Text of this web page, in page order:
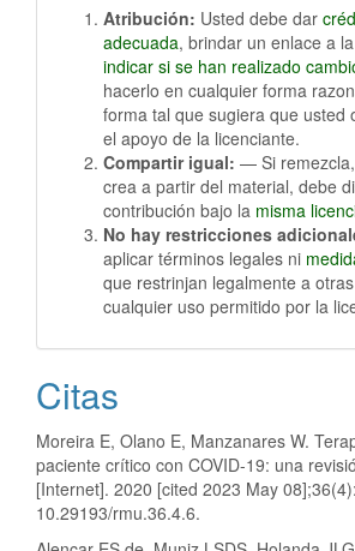
Atribución: Usted debe dar
adecuada, brindar un enlace a
indicar si se han realizado
hacerlo en cualquier forma
forma tal que sugiera que usted
el apoyo de la licenciante.
Compartir igual: — Si
crea a partir del material, debe
contribución bajo la misma
No hay restricciones
aplicar términos legales ni
que restrinjan legalmente a
cualquier uso permitido por la
Citas
Moreira E, Olano E, Manzanares W.
paciente crítico con COVID-19: una
[Internet]. 2020 [cited 2023 May
10.29193/rmu.36.4.6.